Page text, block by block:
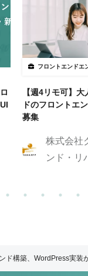
フロントエンドエ
【週4リモ可】
ドのフロントエ
募集
株式会社
ンド・リ
ド構築、WordPress実装